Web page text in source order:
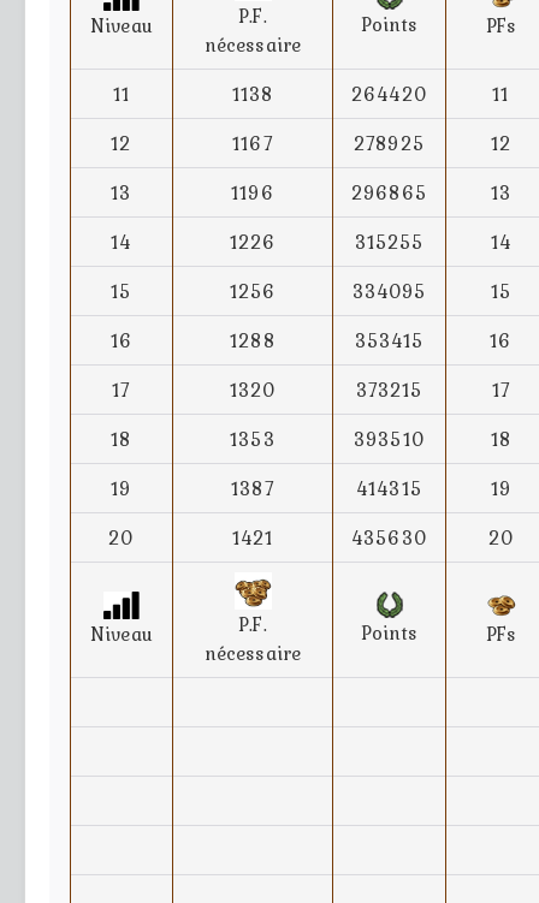
Niveau
P.F.
nécessaire
Points PFs
11 1138 264420
11
12
1167 278925
12
13
1196 296865
13
14
1226 315255
14
15
1256 334095
15
16
1288 353415
16
17
1320 373215
17
18
1353 393510
18
19
1387 414315
19
20
1421 435630 20
Niveau
P.F.
nécessaire
Points PFs